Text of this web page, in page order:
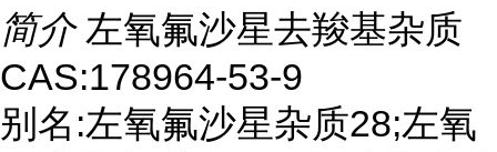
简介 左氧氟沙星去羧基杂质
CAS:178964-53-9
别名:左氧氟沙星杂质28;左氧